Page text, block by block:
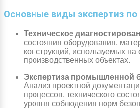
Основные виды экспертиз
Техническое
состояния оборудования,
конструкций, используемых на
производственных объектах.
Экспертиза промышленной
Анализ проектной
процессов, технического
уровня соблюдения норм